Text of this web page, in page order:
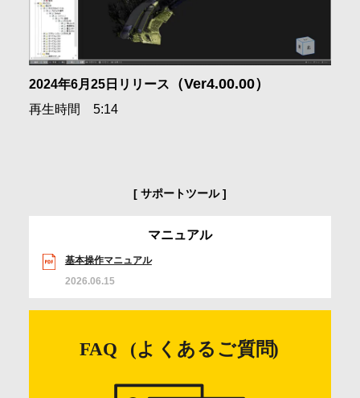
2024年6月25日リリース （Ver4.00.00）
再生時間 5:14
サポートツール
マニュアル
基本操作マニュアル
2026.06.15